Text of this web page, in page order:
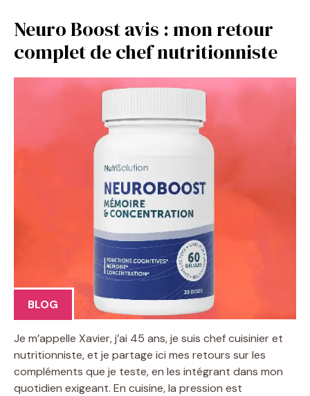
Neuro Boost avis : mon retour
complet de chef nutritionniste
BLOG
Je m’appelle Xavier, j’ai 45 ans, je suis chef cuisinier et
nutritionniste, et je partage ici mes retours sur les
compléments que je teste, en les intégrant dans mon
quotidien exigeant. En cuisine, la pression est